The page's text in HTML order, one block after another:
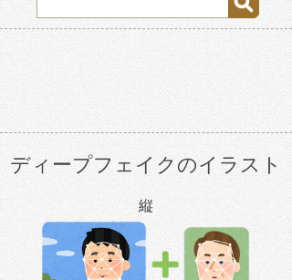
ディープフェイクのイラスト
縦